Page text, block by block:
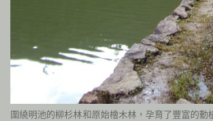
圍繞明池的柳杉林和原始檜木林，孕育了豐富的動